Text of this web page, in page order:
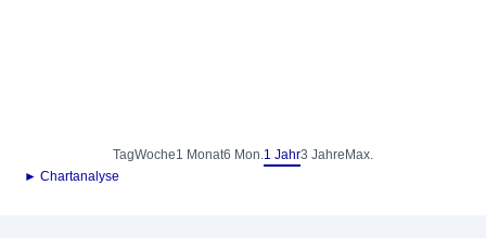
TagWoche1 Monat6 Mon.1 Jahr3 Jahre Max.
► Chartanalyse